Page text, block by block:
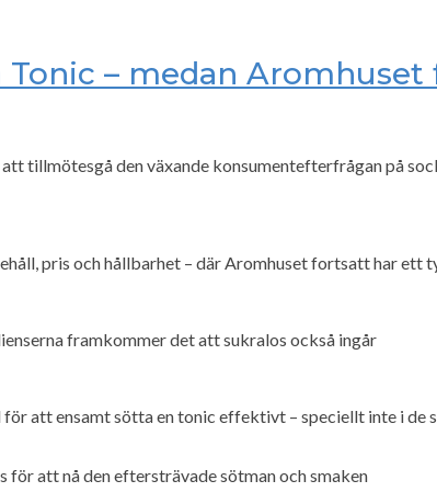
– medan Aromhuset
tillmötesgå den växande konsumentefterfrågan på
pris och hållbarhet – där Aromhuset fortsatt har ett
framkommer det att sukralos också ingår
att ensamt sötta en tonic effektivt – speciellt inte i de
för att nå den eftersträvade sötman och smaken